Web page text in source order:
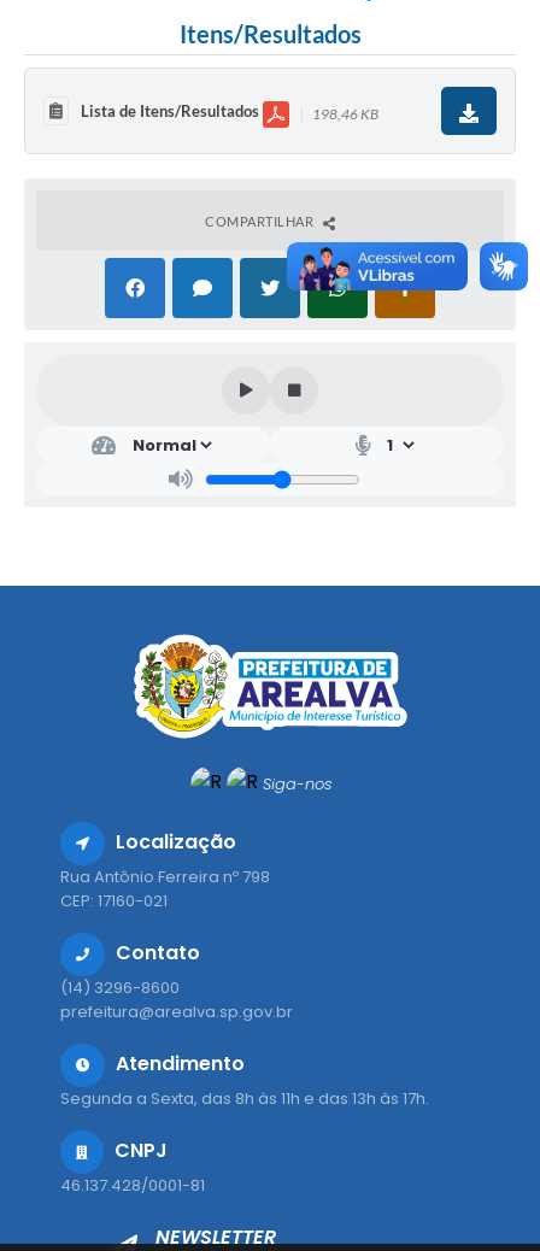
Itens/Resultados
Lista de Itens/Resultados 198,46 KB
COMPARTILHAR
Siga-nos
Localização
Rua Antônio Ferreira nº 798
CEP: 17160-021
Contato
(14) 3296-8600
prefeitura@arealva.sp.gov.br
Atendimento
Segunda a Sexta, das 8h às 11h e das 13h às 17h.
CNPJ
46.137.428/0001-81
NEWSLETTER